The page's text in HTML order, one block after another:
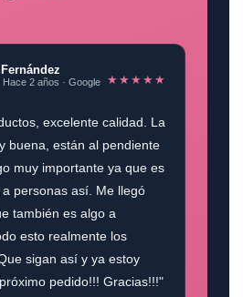
Hace 2 años · Google
★★★★★
excelente calidad. La
buena, están al pendiente
muy importante ya que es
personas así. Me llegó
también es algo a
esto realmente los
sigan así y ya estoy
pedido!!! Gracias!!!"